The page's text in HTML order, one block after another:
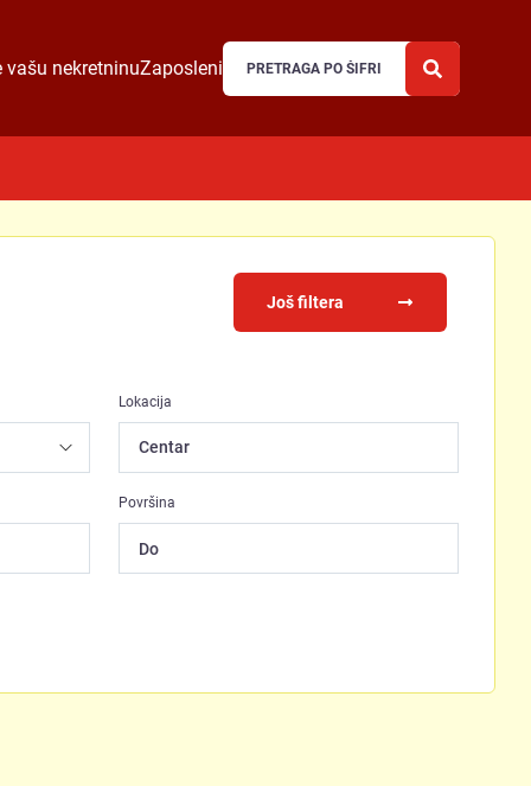
vašu nekretninuZaposleni
Još filtera
Lokacija
Centar
Površina